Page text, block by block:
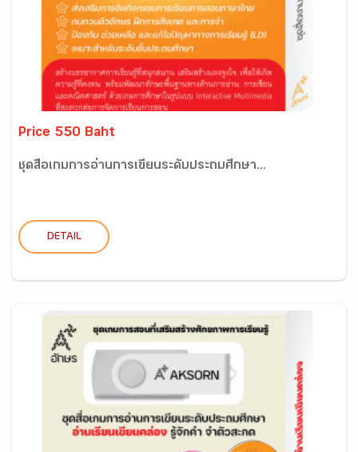
Price 550 Baht
ชุดสื่อเกมการอ่านการเขียนระดับประถมศึกษา...
DETAIL